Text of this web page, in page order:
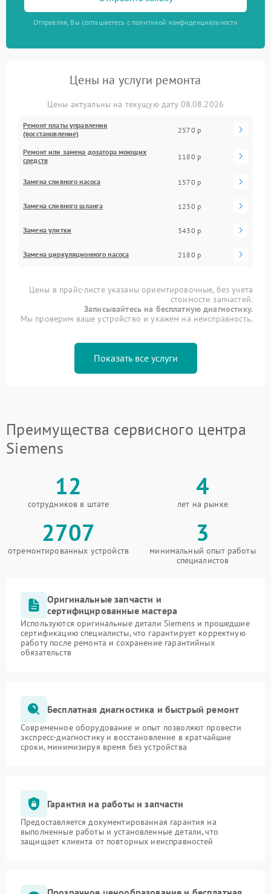
Отправляя, Вы соглашаетесь с политикой конфиденциальности
Цены на услуги ремонта
Цены актуальны на текущую дату 08.08.2026
Ремонт платы управления
(восстановление)
2570 р
Ремонт или замена дозатора моющих
средств
1180 р
Замена сливного насоса 1570 р
Замена сливного шланга 1230 р
Замена улитки 3430 р
Замена циркуляционного насоса 2180 р
Цены в прайс-листе указаны ориентировочные, без учета
стоимости запчастей.
Записывайтесь на бесплатную диагностику.
Мы проверим ваше устройство и укажем на неисправность.
Показать все услуги
Преимущества сервисного центра
Siemens
12
сотрудников в штате
4
лет на рынке
2707
отремонтированных устройств
3
минимальный опыт работы
специалистов
Оригинальные запчасти и
сертифицированные мастера
Используются оригинальные детали Siemens и прошедшие
сертификацию специалисты, что гарантирует корректную
работу после ремонта и сохранение гарантийных
обязательств
Бесплатная диагностика и быстрый ремонт
Современное оборудование и опыт позволяют провести
экспресс-диагностику и восстановление в кратчайшие
сроки, минимизируя время без устройства
Гарантия на работы и запчасти
Предоставляется документированная гарантия на
выполненные работы и установленные детали, что
защищает клиента от повторных неисправностей